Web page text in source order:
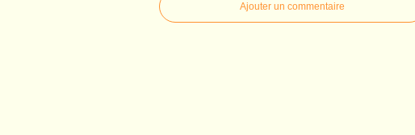
Ajouter un commentaire